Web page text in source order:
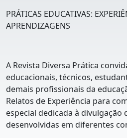
PRÁTICAS EDUCATIVAS:
APRENDIZAGENS
A Revista Diversa Prática
educacionais, técnicos,
demais profissionais da
Relatos de Experiência para
especial dedicada à divulgação
desenvolvidas em diferentes